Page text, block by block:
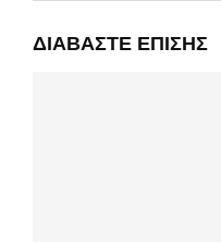
ΔΙΑΒΆΣΤΕ ΕΠΊΣΗΣ